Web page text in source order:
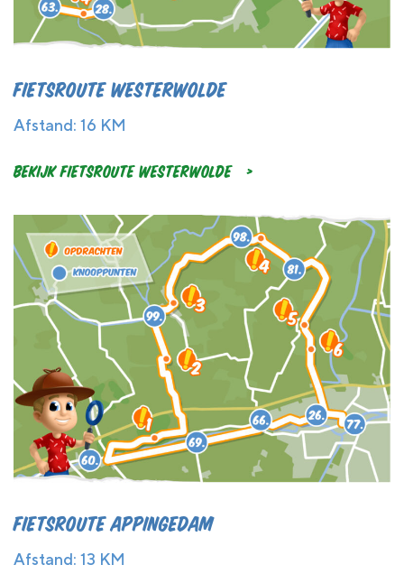
Fietsroute Westerwolde
Afstand: 16 KM
Bekijk Fietsroute Westerwolde
Fietsroute Appingedam
Afstand: 13 KM